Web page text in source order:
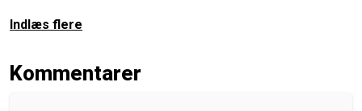
Indlæs flere
Kommentarer